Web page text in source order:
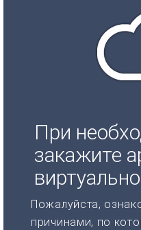
При
закажите
Пожалуйста,
причинами, по